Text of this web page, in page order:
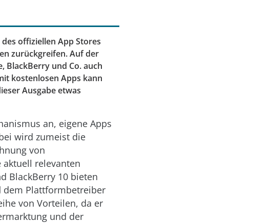
offiziellen App Stores
­zurückgreifen. Auf der
BlackBerry und Co. auch
kostenlosen Apps kann
Ausgabe etwas
an, eigene Apps
wird zumeist die
von
relevanten
BlackBerry 10 bieten
dem Plattformbetreiber
von Vorteilen, da er
und der